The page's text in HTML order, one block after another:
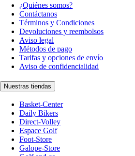
¿Quiénes somos?
Contáctanos
Términos y Condiciones
Devoluciones y reembolsos
Aviso legal
Métodos de pago
Tarifas y opciones de envío
Aviso de confidencialidad
Nuestras tiendas
Basket-Center
Daily Bikers
Direct-Volley
Espace Golf
Foot-Store
Galope-Store